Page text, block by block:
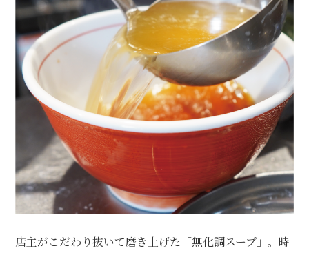
店主がこだわり抜いて磨き上げた「無化調スープ」。時